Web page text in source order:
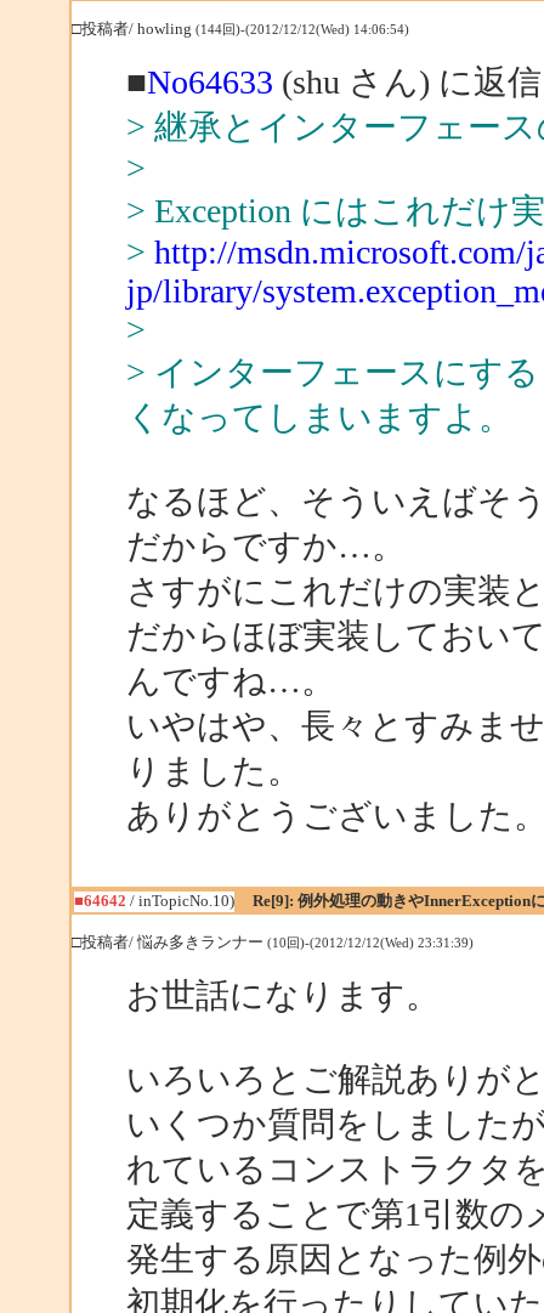
□投稿者/ howling (144回)-(2012/12/12(Wed) 14:06:54)
■No64633 (shu さん) に返信
> 継承とインターフェー
>
> Exception にはこれだけ
> http://msdn.microsoft.com/
jp/library/
>
> インターフェースにす
くなってしまいますよ。
なるほど、そういえばそ
だからですか…。
さすがにこれだけの実装
だからほぼ実装しておい
んですね…。
いやはや、長々とすみま
りました。
ありがとうございました
■64642 / inTopicNo.10) Re[9]: 例外処理の動きやInnerException
□投稿者/ 悩み多きランナー (10回)-(2012/12/12(Wed) 23:31:39)
お世話になります。
いろいろとご解説ありが
いくつか質問をしました
れているコンストラクタ
定義することで第1引数の
発生する原因となった例
初期化を行ったりしてい